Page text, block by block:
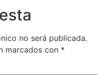
no será publicada.
marcados con *